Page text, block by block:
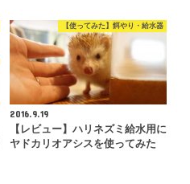
【使ってみた】餌やり・給水器
2016.9.19
【レビュー】ハリネズミ給水用に
ヤドカリオアシスを使ってみた